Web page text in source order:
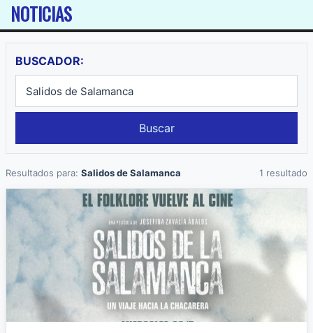
NOTICIAS
BUSCADOR:
Buscar
Resultados para: Salidos de Salamanca 1 resultado